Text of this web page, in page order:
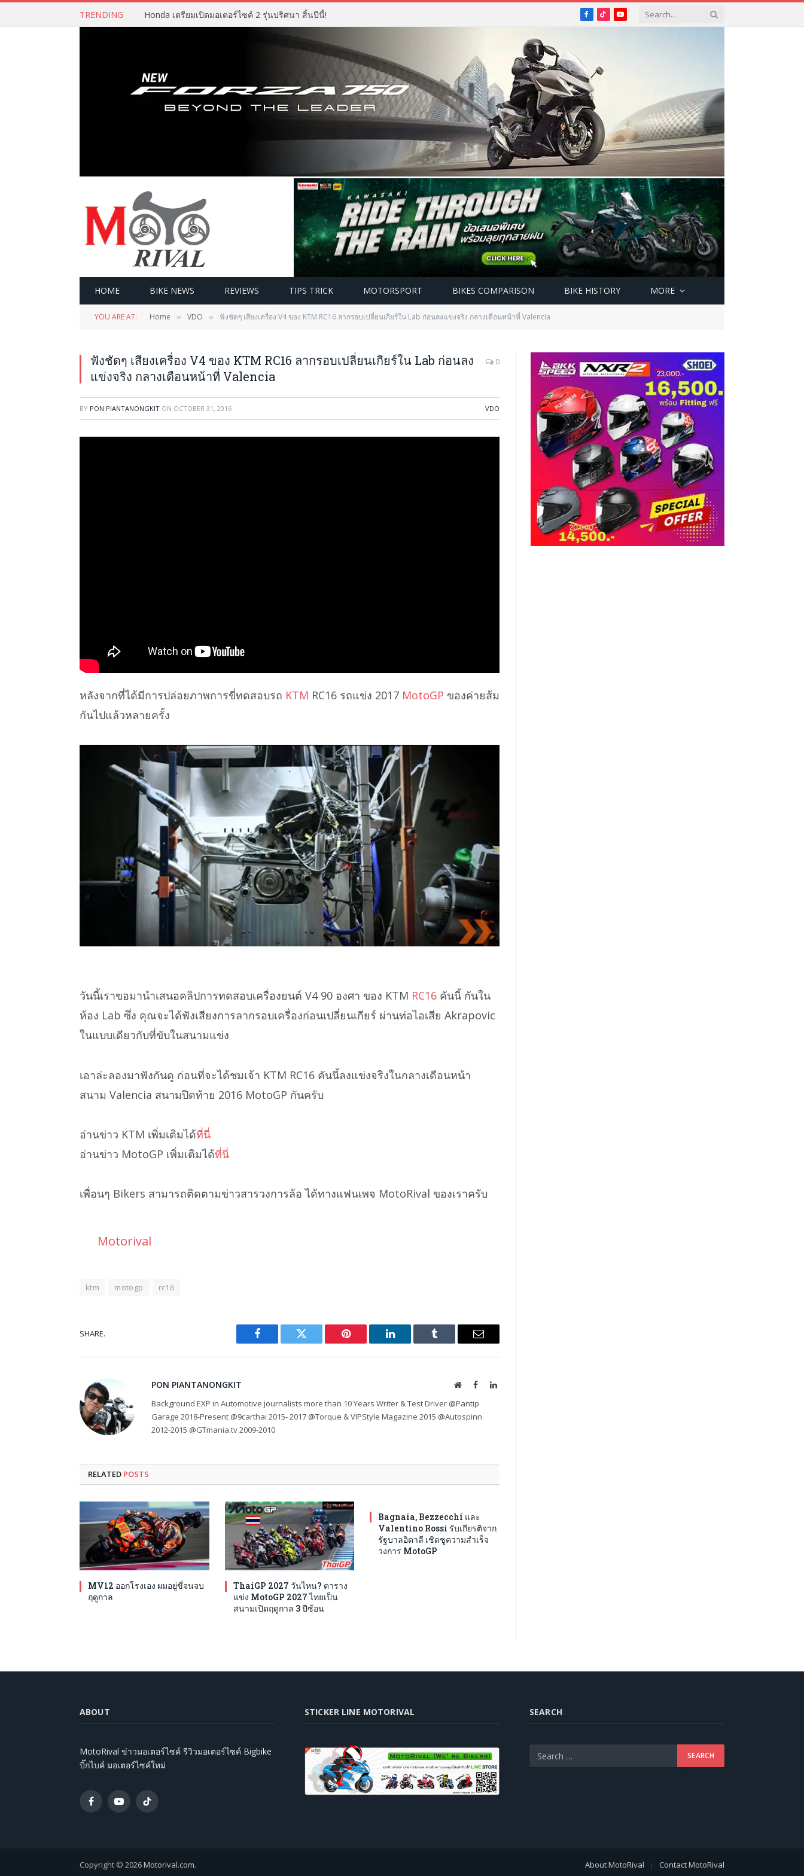
TRENDING Honda เตรียมเปิดมอเตอร์ไซค์ 2 รุ่นปริศนา สิ้นปีนี้! Facebook
TikTokYouTube
HOME BIKE NEWS REVIEWS TIPS TRICK MOTORSPORT BIKES COMPARISON BIKE HISTORY MORE
YOU ARE AT: Home » VDO » ฟังชัดๆ เสียงเครื่อง V4 ของ KTM RC16 ลากรอบเปลี่ยนเกียร์ใน Lab ก่อนลงแข่งจริง กลางเดือนหน้าที่ Valencia
ฟังชัดๆ เสียงเครื่อง V4 ของ KTM RC16 ลากรอบเปลี่ยนเกียร์ใน Lab ก่อนลง
แข่งจริง กลางเดือนหน้าที่ Valencia
0
BY PON PIANTANONGKIT ON OCTOBER 31, 2016 VDO
หลังจากที่ได้มีการปล่อยภาพการขี่ทดสอบรถ KTM RC16 รถแข่ง 2017 MotoGP ของค่ายส้ม
กันไปแล้วหลายครั้ง
วันนี้เราขอมานำเสนอคลิปการทดสอบเครื่องยนต์ V4 90 องศา ของ KTM RC16 คันนี้ กันใน
ห้อง Lab ซึ่ง คุณจะได้ฟังเสียงการลากรอบเครื่องก่อนเปลี่ยนเกียร์ ผ่านท่อไอเสีย Akrapovic
ในแบบเดียวกับที่ขับในสนามแข่ง
เอาล่ะลองมาฟังกันดู ก่อนที่จะได้ชมเจ้า KTM RC16 คันนี้ลงแข่งจริงในกลางเดือนหน้า
สนาม Valencia สนามปิดท้าย 2016 MotoGP กันครับ
อ่านข่าว KTM เพิ่มเติมได้ที่นี่
อ่านข่าว MotoGP เพิ่มเติมได้ที่นี่
เพื่อนๆ Bikers สามารถติดตามข่าวสารวงการล้อ ได้ทางแฟนเพจ MotoRival ของเราครับ
Motorival
ktm motogp rc16
SHARE.
Facebook Twitter Pinterest LinkedIn Tumblr Email
PON PIANTANONGKIT WebsiteFacebookLinkedIn
Background EXP in Automotive journalists more than 10 Years Writer & Test Driver @Pantip
Garage 2018-Present @9carthai 2015- 2017 @Torque & VIPStyle Magazine 2015 @Autospinn
2012-2015 @GTmania.tv 2009-2010
RELATED POSTS
MV12 ออกโรงเอง ผมอยู่ขี่จนจบ
ฤดูกาล
ThaiGP 2027 วันไหน? ตาราง
แข่ง MotoGP 2027 ไทยเป็น
สนามเปิดฤดูกาล 3 ปีซ้อน
Bagnaia, Bezzecchi และ
Valentino Rossi รับเกียรติจาก
รัฐบาลอิตาลี เชิดชูความสำเร็จ
วงการ MotoGP
ABOUT
MotoRival ข่าวมอเตอร์ไซค์ รีวิวมอเตอร์ไซค์ Bigbike
บิ๊กไบค์ มอเตอร์ไซค์ใหม่
FacebookYouTubeTikTok
STICKER LINE MOTORIVAL SEARCH
Copyright © 2026Motorival.com. About MotoRival Contact MotoRival